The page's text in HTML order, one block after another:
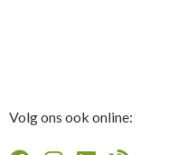
Volg ons ook online: